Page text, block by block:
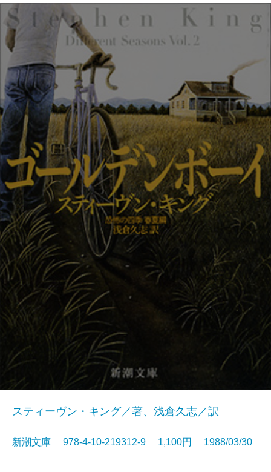
スティーヴン・キング／著、浅倉久志／訳
新潮文庫 978-4-10-219312-9 1,100円 1988/03/30